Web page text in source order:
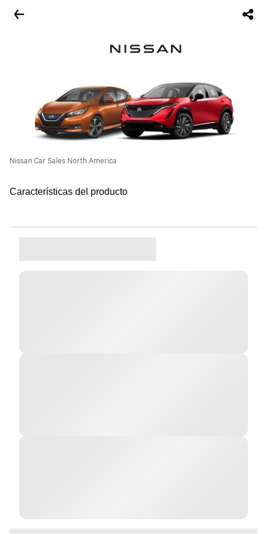
Nissan Car Sales North America
Características del producto